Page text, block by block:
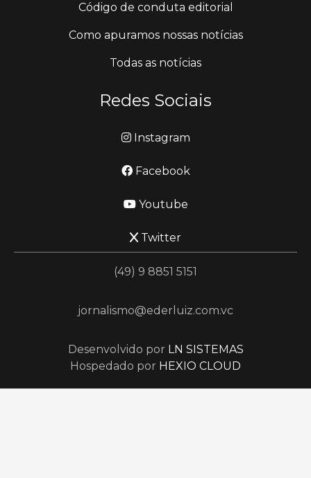
Código de conduta editorial
Como apuramos nossas notícias
Todas as notícias
Redes Sociais
Instagram
Facebook
Youtube
Twitter
(49) 9 8851 5151
jornalismo@ederluiz.com.vc
Desenvolvido por LN SISTEMAS
Hospedado por HEXIO CLOUD